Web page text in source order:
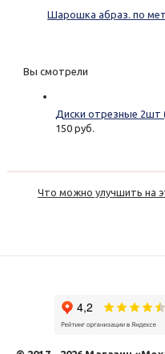
Шарошка абраз. по
Вы смотрели
Диски отрезные
150 руб.
Что можно улучшить на